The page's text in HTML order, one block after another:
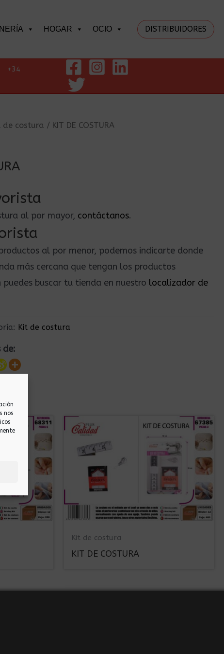
nos
HOGAR OCIO DISTRIBUIDORES
+34
de costura / KIT DE COSTURA
al por mayor, contáctanos.
al por menor, podemos indicarte donde
más cercana que tengan los productos
puedes buscar tu tienda en nuestro localizador de
Kit de costura
de:
Kit de costura
KIT DE COSTURA